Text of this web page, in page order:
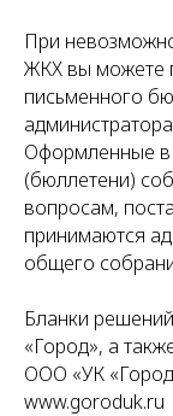
При
ЖКХ вы можете
письменного
Оформленные
(бюллетени)
вопросам,
принимаются
общего
Бланки
«Город», а
ООО «УК
www.goroduk.ru